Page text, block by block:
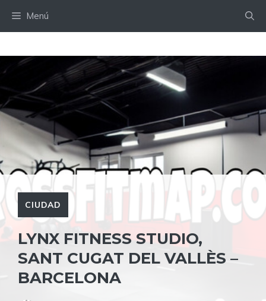
Menú
CIUDAD
LYNX FITNESS STUDIO,
SANT CUGAT DEL VALLÈS –
BARCELONA